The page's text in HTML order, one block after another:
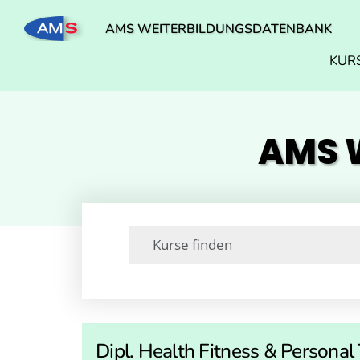
AMS WEITERBILDUNGSDATENBANK
AMS
Dipl. Health Fitness & Personal